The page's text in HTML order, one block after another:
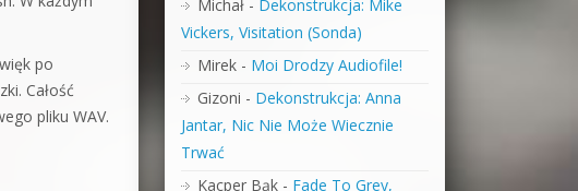
po
Całość
pliku WAV.
Michał- Dekonstrukcja: Mike
Vickers, Visitation (Sonda)
Mirek- Moi Drodzy Audiofile!
Gizoni - Dekonstrukcja: Anna
Jantar, Nic Nie Może Wiecznie
Trwać
Kacper Bąk- Fade To Grey,